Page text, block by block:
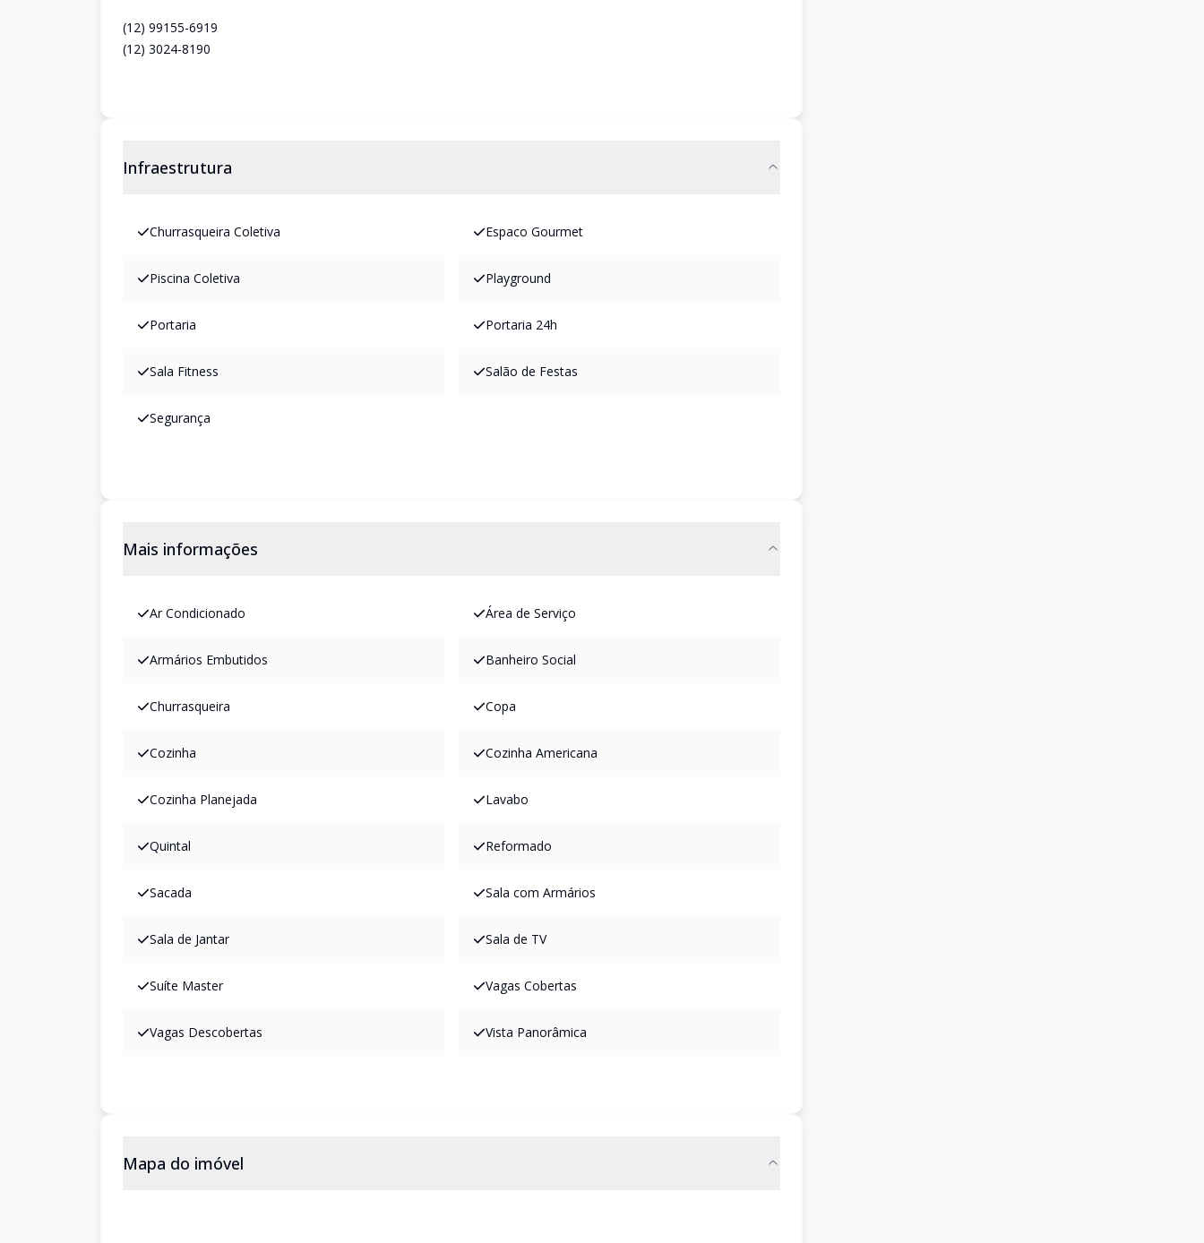
(12) 99155-6919
(12) 3024-8190
Infraestrutura
Churrasqueira Coletiva Espaco Gourmet
Piscina Coletiva Playground
Portaria Portaria 24h
Sala Fitness Salão de Festas
Segurança
Mais informações
Ar Condicionado Área de Serviço
Armários Embutidos Banheiro Social
Churrasqueira Copa
Cozinha Cozinha Americana
Cozinha Planejada Lavabo
Quintal Reformado
Sacada Sala com Armários
Sala de Jantar Sala de TV
Suíte Master Vagas Cobertas
Vagas Descobertas Vista Panorâmica
Mapa do imóvel